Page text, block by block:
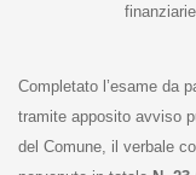
Completato l’esame da
tramite apposito avviso
del Comune, il verbale